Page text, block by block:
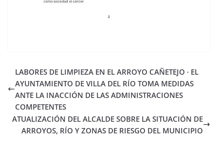
LABORES DE LIMPIEZA EN EL ARROYO CAÑETEJO · EL
AYUNTAMIENTO DE VILLA DEL RÍO TOMA MEDIDAS
ANTE LA INACCIÓN DE LAS ADMINISTRACIONES
COMPETENTES
ATUALIZACIÓN DEL ALCALDE SOBRE LA SITUACIÓN DE
ARROYOS, RÍO Y ZONAS DE RIESGO DEL MUNICIPIO